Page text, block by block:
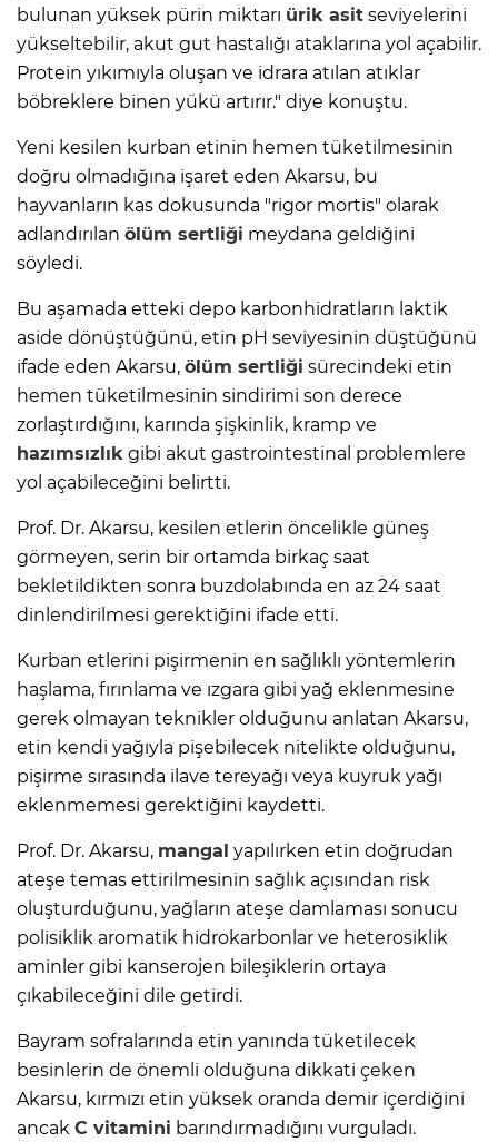
bulunan yüksek pürin miktarı ürik asit seviyelerini
yükseltebilir, akut gut hastalığı ataklarına yol açabilir.
Protein yıkımıyla oluşan ve idrara atılan atıklar
böbreklere binen yükü artırır." diye konuştu.
Yeni kesilen kurban etinin hemen tüketilmesinin
doğru olmadığına işaret eden Akarsu, bu
hayvanların kas dokusunda "rigor mortis" olarak
adlandırılan ölüm sertliği meydana geldiğini
söyledi.
Bu aşamada etteki depo karbonhidratların laktik
aside dönüştüğünü, etin pH seviyesinin düştüğünü
ifade eden Akarsu, ölüm sertliği sürecindeki etin
hemen tüketilmesinin sindirimi son derece
zorlaştırdığını, karında şişkinlik, kramp ve
hazımsızlık gibi akut gastrointestinal problemlere
yol açabileceğini belirtti.
Prof. Dr. Akarsu, kesilen etlerin öncelikle güneş
görmeyen, serin bir ortamda birkaç saat
bekletildikten sonra buzdolabında en az 24 saat
dinlendirilmesi gerektiğini ifade etti.
Kurban etlerini pişirmenin en sağlıklı yöntemlerin
haşlama, fırınlama ve ızgara gibi yağ eklenmesine
gerek olmayan teknikler olduğunu anlatan Akarsu,
etin kendi yağıyla pişebilecek nitelikte olduğunu,
pişirme sırasında ilave tereyağı veya kuyruk yağı
eklenmemesi gerektiğini kaydetti.
Prof. Dr. Akarsu, mangal yapılırken etin doğrudan
ateşe temas ettirilmesinin sağlık açısından risk
oluşturduğunu, yağların ateşe damlaması sonucu
polisiklik aromatik hidrokarbonlar ve heterosiklik
aminler gibi kanserojen bileşiklerin ortaya
çıkabileceğini dile getirdi.
Bayram sofralarında etin yanında tüketilecek
besinlerin de önemli olduğuna dikkati çeken
Akarsu, kırmızı etin yüksek oranda demir içerdiğini
ancak C vitamini barındırmadığını vurguladı.